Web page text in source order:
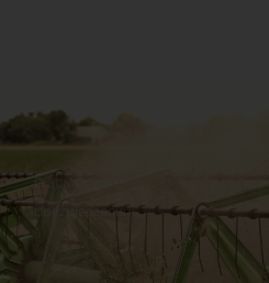
Praca
Ubezpieczenia